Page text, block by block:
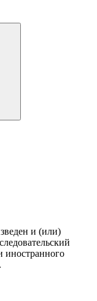
и (или)
иностранного